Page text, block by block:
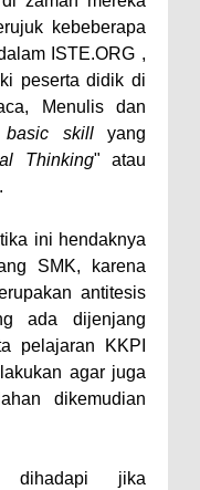
kebeberapa
ISTE.ORG ,
peserta didik di
Menulis dan
basic skillyang
Thinking" atau
ini hendaknya
SMK, karena
antitesis
ada dijenjang
pelajaran KKPI
agar juga
dikemudian
dihadapi jika